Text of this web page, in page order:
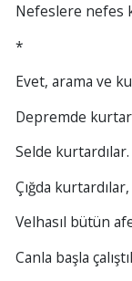
Nefeslere nefes
*
Evet, arama ve
Depremde
Selde kurtardılar.
Çığda kurtardılar,
Velhasıl bütün
Canla başla